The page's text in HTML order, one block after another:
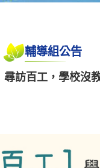
輔導組公告
訪百工，學校沒